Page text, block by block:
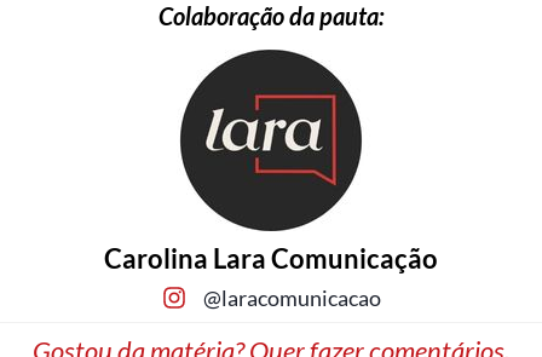
Colaboração da pauta:
Carolina Lara Comunicação
@laracomunicacao
Gostou da matéria? Quer fazer comentários,